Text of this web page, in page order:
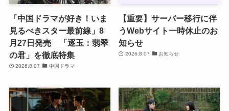
「中国ドラマが好き！いま
見るべきスター最前線」8
月27日発売 「逐玉：翡翠
の君」を徹底特集
2026.8.07 中国ドラマ
【重要】サーバー移行に伴
うWebサイト一時休止のお
知らせ
2026.8.07 お知らせ